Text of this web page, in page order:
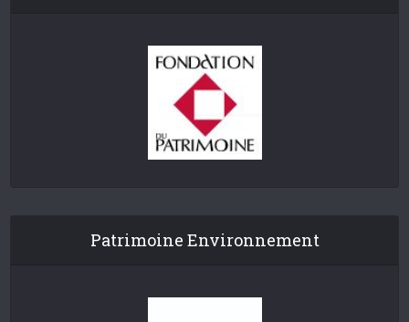
Patrimoine Environnement